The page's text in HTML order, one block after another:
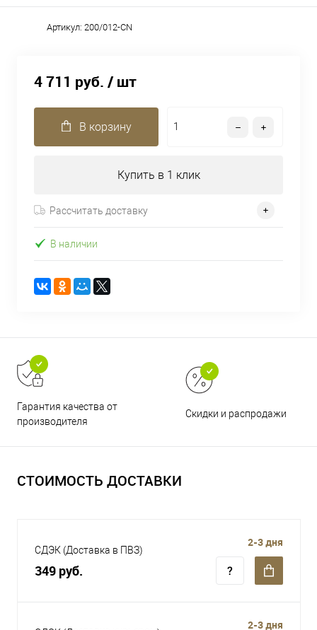
Артикул: 200/012-CN
4 711 руб. / шт
В корзину
Купить в 1 клик
Рассчитать доставку
В наличии
Гарантия качества от
производителя
Скидки и распродажи
СТОИМОСТЬ ДОСТАВКИ
СДЭК (Доставка в ПВЗ)
349 руб.
2-3 дня
2-3 дня